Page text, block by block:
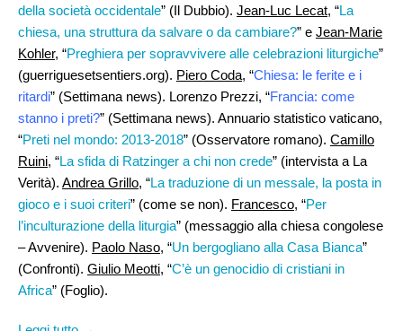
della società occidentale” (Il Dubbio). Jean-Luc Lecat, “La
chiesa, una struttura da salvare o da cambiare?” e Jean-Marie
Kohler, “Preghiera per sopravvivere alle celebrazioni liturgiche”
(guerriguesetsentiers.org). Piero Coda, “Chiesa: le ferite e i
ritardi” (Settimana news). Lorenzo Prezzi, “Francia: come
stanno i preti?” (Settimana news). Annuario statistico vaticano,
“Preti nel mondo: 2013-2018” (Osservatore romano). Camillo
Ruini, “La sfida di Ratzinger a chi non crede” (intervista a La
Verità). Andrea Grillo, “La traduzione di un messale, la posta in
gioco e i suoi criteri” (come se non). Francesco, “Per
l’inculturazione della liturgia” (messaggio alla chiesa congolese
– Avvenire). Paolo Naso, “Un bergogliano alla Casa Bianca”
(Confronti). Giulio Meotti, “C’è un genocidio di cristiani in
Africa” (Foglio).